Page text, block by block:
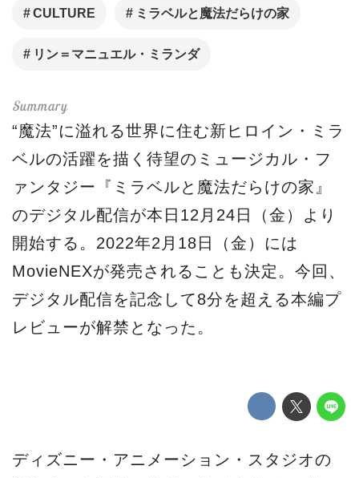
CULTURE ミラベルと魔法だらけの家
リン＝マニュエル・ミランダ
“魔法”に溢れる世界に住む新ヒロイン・ミラ
ベルの活躍を描く待望のミュージカル・フ
ァンタジー『ミラベルと魔法だらけの家』
のデジタル配信が本日12月24日（金）より
開始する。2022年2月18日（金）には
MovieNEXが発売されることも決定。今回、
デジタル配信を記念して8分を超える本編プ
レビューが解禁となった。
ディズニー・アニメーション・スタジオの